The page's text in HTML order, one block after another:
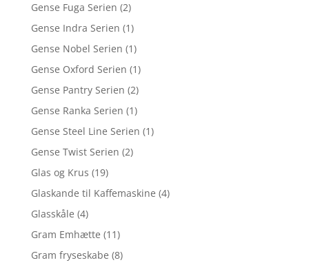
Gense Fuga Serien (2)
Gense Indra Serien (1)
Gense Nobel Serien (1)
Gense Oxford Serien (1)
Gense Pantry Serien (2)
Gense Ranka Serien (1)
Gense Steel Line Serien (1)
Gense Twist Serien (2)
Glas og Krus (19)
Glaskande til Kaffemaskine (4)
Glasskåle (4)
Gram Emhætte (11)
Gram fryseskabe (8)